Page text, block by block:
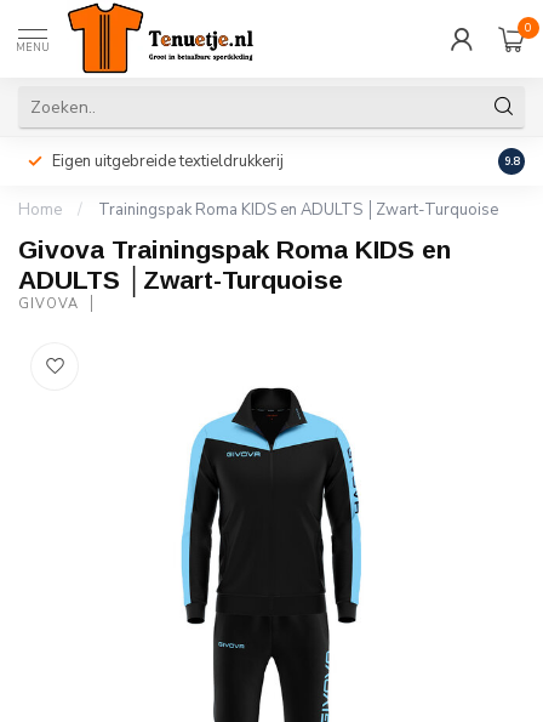
MENU
0
Eigen uitgebreide textieldrukkerij 9.8
Home / Trainingspak Roma KIDS en ADULTS │Zwart-Turquoise
Givova Trainingspak Roma KIDS en
ADULTS │Zwart-Turquoise
GIVOVA